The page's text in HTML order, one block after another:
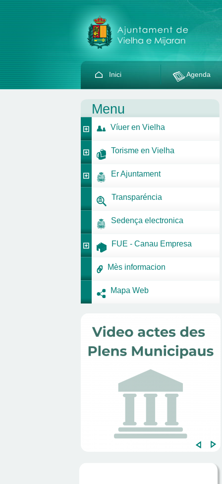
Inici Agenda
Menu
Víuer en Vielha
Torisme en Vielha
Er Ajuntament
Transparéncia
Sedença electronica
FUE - Canau Empresa
Mès informacion
Mapa Web